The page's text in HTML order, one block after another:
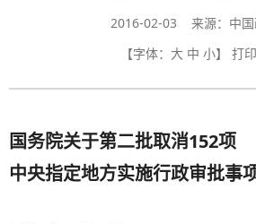
2016-02-03 来源：中国
【字体： 大 中 小】 打
国务院关于第二批取消152项
中央指定地方实施行政审批事